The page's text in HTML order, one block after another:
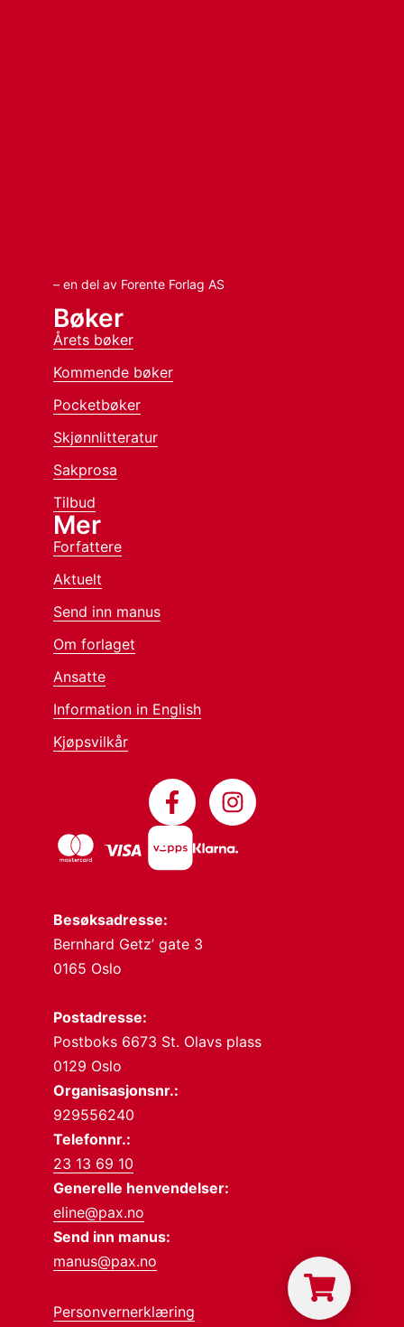
– en del av Forente Forlag AS
Besøksadresse:
Bernhard Getz’ gate 3
0165 Oslo
Postadresse:
Postboks 6673 St. Olavs plass
0129 Oslo
Organisasjonsnr.:
929556240
Telefonnr.:
23 13 69 10
Generelle henvendelser:
eline@pax.no
Send inn manus:
manus@pax.no
Personvernerklæring
Bøker
Årets bøker
Kommende bøker
Pocketbøker
Skjønnlitteratur
Sakprosa
Tilbud
Mer
Forfattere
Aktuelt
Send inn manus
Om forlaget
Ansatte
Information in English
Kjøpsvilkår